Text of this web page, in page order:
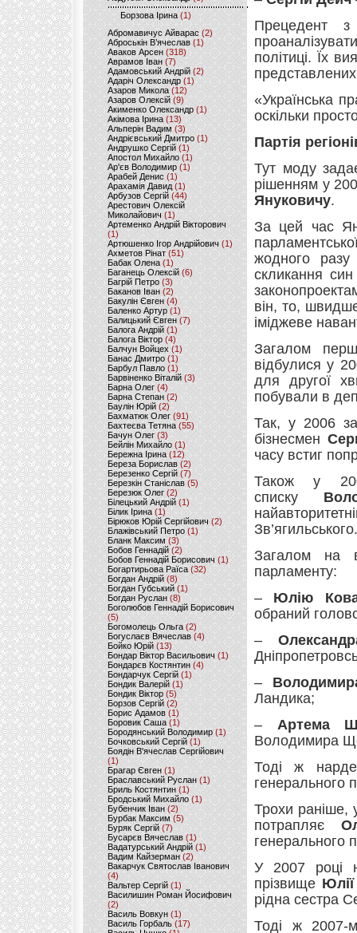
Борзова Ірина(1)
Абромавичус Айварас (2)
Аброськін В’ячеслав(1)
Аваков Арсен (318)
Аврамов Іван (7)
Адамовський Андрій(2)
Адаріч Олександр (1)
Азаров Микола (12)
Азаров Олексій (9)
Акименко Олександр(1)
Акімова Ірина(13)
Альперін Вадим (3)
Андрієвський Дмитро(1)
Андрушко Сергій(1)
Апостол Михайло(1)
Ар'єв Володимир (1)
Арабей Денис(1)
Арахамія Давид (1)
Арбузов Сергій (44)
Арестович Олексій
Миколайович(1)
Артеменко Андрій Вікторович
(1)
Артюшенко Ігор Андрійович(1)
Ахметов Рінат(51)
Бабак Олена(1)
Баганець Олексій(6)
Багрій Петро (3)
Баканов Іван(2)
Бакулін Євген (4)
Баленко Артур(1)
Балицький Євген(7)
Балога Андрій (1)
Балога Віктор (4)
Балчун Войцех (1)
Банас Дмитро (1)
Барбул Павло(1)
Барвіненко Віталій(3)
Барна Олег (4)
Барна Степан (2)
Баулін Юрій (2)
Бахматюк Олег (91)
Бахтеєва Тетяна(55)
Бачун Олег (3)
Бейлін Михайло (1)
Бережна Ірина(12)
Береза Борислав(2)
Березенко Сергій (7)
Березкін Станіслав (5)
Березюк Олег(2)
Білецький Андрій (1)
Білик Ірина (1)
Бірюков Юрій Сергійович (2)
Блажівський Петро (1)
Бланк Максим(3)
Бобов Геннадій (2)
Бобов Геннадій Борисович (1)
Богартирьова Раїса (32)
Богдан Андрій(8)
Богдан Губський (1)
Богдан Руслан(8)
Боголюбов Геннадій Борисович
(5)
Богомолець Ольга (2)
Богуслаєв Вячеслав (4)
Бойко Юрій (13)
Бондар Віктор Васильович (1)
Бондарєв Костянтин (4)
Бондарчук Сергій(1)
Бондик Валерій (1)
Бондик Віктор(5)
Борзов Сергiй (2)
Борис Адамов(1)
Боровик Саша (1)
Бородянський Володимир (1)
Бочковський Сергій (1)
Боядін В'ячеслав Сергійович
(1)
Брагар Євген (1)
Браславський Руслан (1)
Бриль Костянтин (1)
Бродський Михайло (1)
Бубенчик Іван(2)
Бурбак Максим (5)
Буряк Сергій (7)
Бусарєв Вячеслав (1)
Вадатурський Андрій (1)
Вадим Кайзерман (2)
Вакарчук Святослав Іванович
(4)
Вальтер Сергій (1)
Василишин Роман Йосифович
(2)
Василь Вовкун (1)
Василь Горбаль (17)
Прецедент
політиці. Їх
«Українська
оскільки
Партія
Тут моду
рішенням у
Януковичу.
За цей час
жодного
скликання
він, то,
іміджеве
Загалом
відбулися у
для другої
побували в
Так, у 2006 за
бізнесмен
часу встиг
Також у
списку
Зв’ягильського.
Загалом на
парламенту:
– Юлію
обраний
–
–
Ландика;
– Артема
Володимира
Тоді ж
генерального
Трохи раніше,
потрапляє
генерального
У 2007 році
прізвище
рідна сестра
Тоді ж 2007-